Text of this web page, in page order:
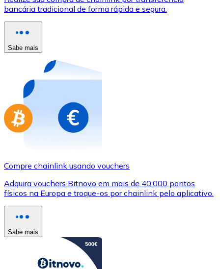
Use cartões Visa e Mastercard para comprar
Comprar com cartão
Compre cartões-presente das suas marcas favoritas
Ir para a loja de cartões-presente
bancária tradicional de forma rápida e segura.
Sabe mais
Compre chainlink usando vouchers
Adquira vouchers Bitnovo em mais de 40.000 pontos
físicos na Europa e troque-os por chainlink pelo aplicativo.
Sabe mais